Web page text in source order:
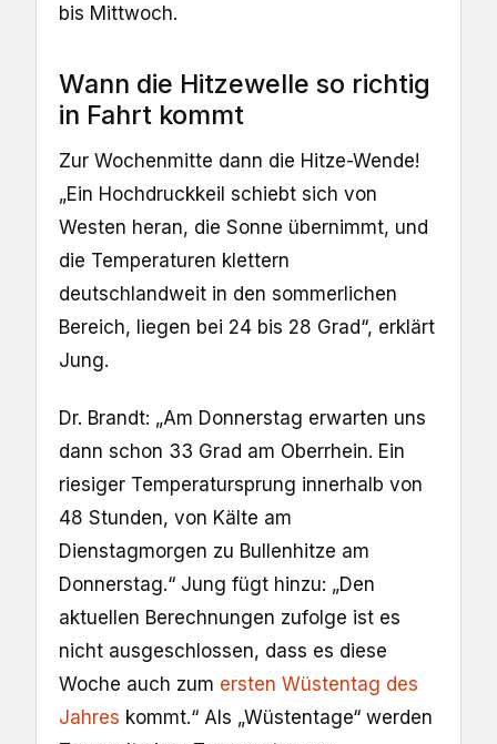
bis Mittwoch.
Wann die Hitzewelle so richtig
in Fahrt kommt
Zur Wochenmitte dann die Hitze-Wende!
„Ein Hochdruckkeil schiebt sich von
Westen heran, die Sonne übernimmt, und
die Temperaturen klettern
deutschlandweit in den sommerlichen
Bereich, liegen bei 24 bis 28 Grad“, erklärt
Jung.
Dr. Brandt: „Am Donnerstag erwarten uns
dann schon 33 Grad am Oberrhein. Ein
riesiger Temperatursprung innerhalb von
48 Stunden, von Kälte am
Dienstagmorgen zu Bullenhitze am
Donnerstag.“ Jung fügt hinzu: „Den
aktuellen Berechnungen zufolge ist es
nicht ausgeschlossen, dass es diese
Woche auch zum ersten Wüstentag des
Jahres kommt.“ Als „Wüstentage“ werden